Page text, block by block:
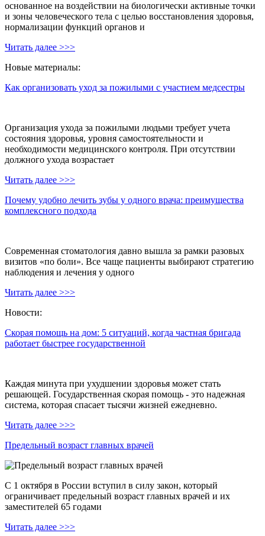
основанное на воздействии на биологически активные точки
и зоны человеческого тела с целью восстановления здоровья,
нормализации функций органов и
Читать далее >>>
Новые материалы:
Как организовать уход за пожилыми с участием медсестры
Организация ухода за пожилыми людьми требует учета
состояния здоровья, уровня самостоятельности и
необходимости медицинского контроля. При отсутствии
должного ухода возрастает
Читать далее >>>
Почему удобно лечить зубы у одного врача: преимущества
комплексного подхода
Современная стоматология давно вышла за рамки разовых
визитов «по боли». Все чаще пациенты выбирают стратегию
наблюдения и лечения у одного
Читать далее >>>
Новости:
Скорая помощь на дом: 5 ситуаций, когда частная бригада
работает быстрее государственной
Каждая минута при ухудшении здоровья может стать
решающей. Государственная скорая помощь - это надежная
система, которая спасает тысячи жизней ежедневно.
Читать далее >>>
Предельный возраст главных врачей
С 1 октября в России вступил в силу закон, который
ограничивает предельный возраст главных врачей и их
заместителей 65 годами
Читать далее >>>